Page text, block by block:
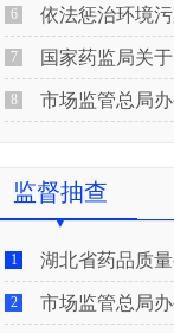
6 依法惩治环境污染犯罪 全力维护国家生态安全 “两高”公布《关于
7 国家药监局关于印发药
8 市场监管总局办公厅关于
监督抽查
1 湖北省药品质量
2 市场监管总局办公厅关